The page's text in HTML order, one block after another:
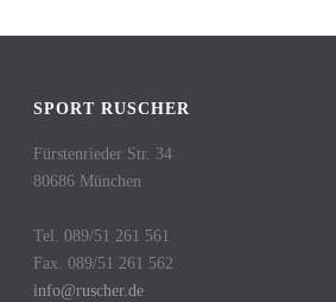
SPORT RUSCHER
Fürstenrieder Str. 34
80686 München
Tel. 089/51 261 561
Fax. 089/51 261 562
info@ruscher.de